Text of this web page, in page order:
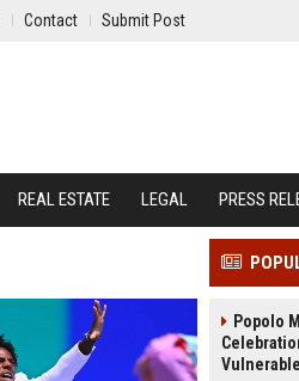
Contact Submit Post
REAL ESTATE LEGAL PRESS
Popolo